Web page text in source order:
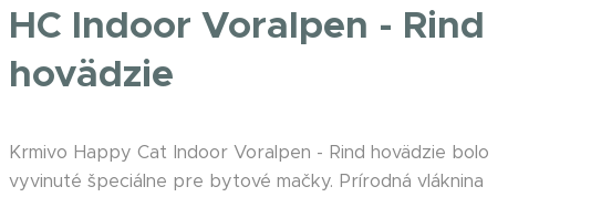
HC Indoor Voralpen - Rind
hovädzie
Krmivo Happy Cat Indoor Voralpen - Rind hovädzie bolo
vyvinuté špeciálne pre bytové mačky. Prírodná vláknina